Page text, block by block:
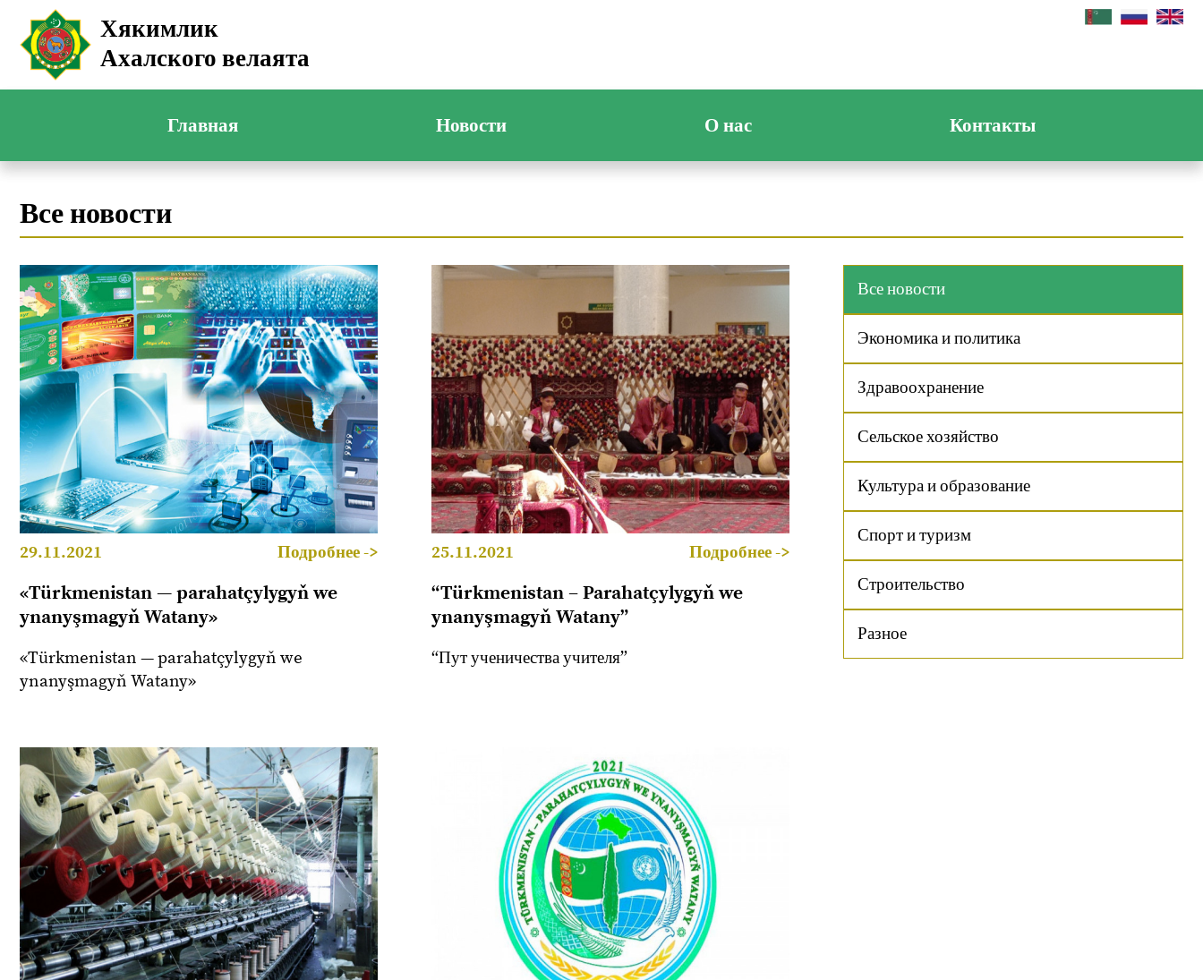
Хякимлик
Ахалского велаята
Главная Новости О нас Контакты
Все новости
29.11.2021 Подробнее ->
«Türkmenistan — parahatçylygyň we
ynanyşmagyň Watany»
«Türkmenistan — parahatçylygyň we
ynanyşmagyň Watany»
25.11.2021 Подробнее ->
“Türkmenistan – Parahatçylygyň we
ynanyşmagyň Watany”
“Пут ученичества учителя”
Все новости
Экономика и политика
Здравоохранение
Сельское хозяйство
Культура и образование
Спорт и туризм
Строительство
Разное